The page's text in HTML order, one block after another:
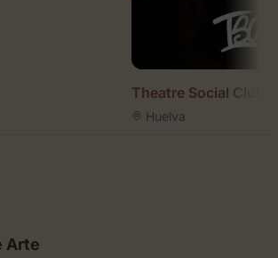
Theatre Social Club
Huelva
Arte